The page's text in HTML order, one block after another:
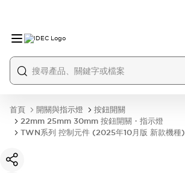
首頁 開關與指示燈
按鈕開關
22mm 25mm 30mm 按鈕開關・指示燈
TWN系列 控制元件 (2025年10月版 新款機種)